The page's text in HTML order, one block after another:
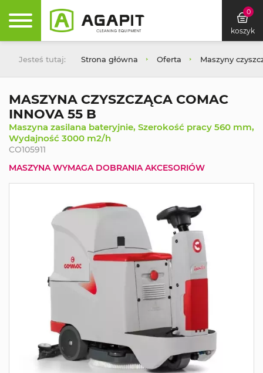
0
koszyk
Jesteś tutaj: Strona główna Oferta Maszyny
MASZYNA CZYSZCZĄCA COMAC
INNOVA 55 B
Maszyna zasilana bateryjnie, Szerokość pracy 560 mm,
Wydajność 3000 m2/h
CO105911
MASZYNA WYMAGA DOBRANIA AKCESORIÓW